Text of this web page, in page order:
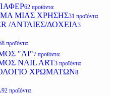
62 προϊόντα
ΜΙΑΣ ΧΡΗΣΗΣ31 προϊόντα
/ΑΝΤΛΙΕΣ/ΔΟΧΕΙΑ3
προϊόντα
"AI"7 προϊόντα
NAIL ART3 προϊόντα
ΧΡΩΜΑΤΩΝ8
92 προϊόντα